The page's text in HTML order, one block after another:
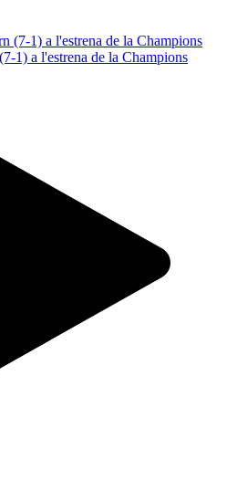
1) a l'estrena de la Champions